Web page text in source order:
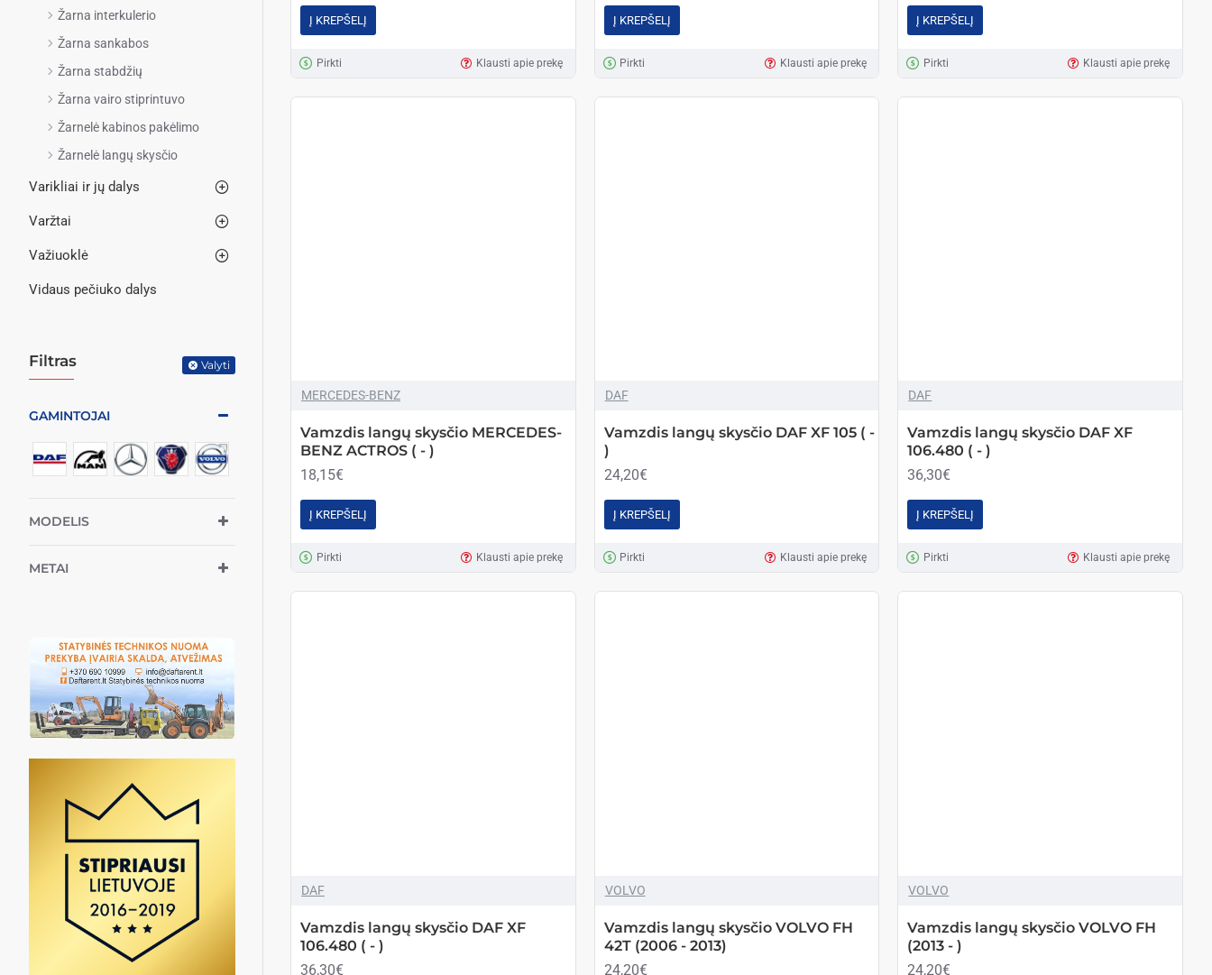
Žarna interkulerio
Žarna sankabos
Žarna stabdžių
Žarna vairo stiprintuvo
Žarnelė kabinos pakėlimo
Žarnelė langų skysčio
Varikliai ir jų dalys
Varžtai
Važiuoklė
Vidaus pečiuko dalys
Filtras Valyti
GAMINTOJAI
METAI
MODELIS
Į KREPŠELĮ
Pirkti Klausti apie prekę
Į KREPŠELĮ
Pirkti Klausti apie prekę
Į KREPŠELĮ
Pirkti Klausti apie prekę
MERCEDES-BENZ
Vamzdis langų skysčio MERCEDES-
BENZ ACTROS ( - )
18,15€
Į KREPŠELĮ
Pirkti Klausti apie prekę
DAF
Vamzdis langų skysčio DAF XF 105 ( -
)
24,20€
Į KREPŠELĮ
Pirkti Klausti apie prekę
DAF
Vamzdis langų skysčio DAF XF
106.480 ( - )
36,30€
Į KREPŠELĮ
Pirkti Klausti apie prekę
DAF
Vamzdis langų skysčio DAF XF
106.480 ( - )
36,30€
VOLVO
Vamzdis langų skysčio VOLVO FH
42T (2006 - 2013)
24,20€
VOLVO
Vamzdis langų skysčio VOLVO FH
(2013 - )
24,20€